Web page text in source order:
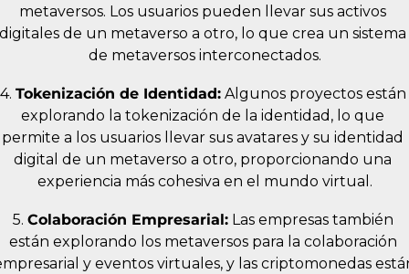
metaversos. Los usuarios pueden llevar sus activos
digitales de un metaverso a otro, lo que crea un sistema
de metaversos interconectados.
4. Tokenización de Identidad: Algunos proyectos están
explorando la tokenización de la identidad, lo que
permite a los usuarios llevar sus avatares y su identidad
digital de un metaverso a otro, proporcionando una
experiencia más cohesiva en el mundo virtual.
5. Colaboración Empresarial: Las empresas también
están explorando los metaversos para la colaboración
y eventos virtuales, y las criptomonedas